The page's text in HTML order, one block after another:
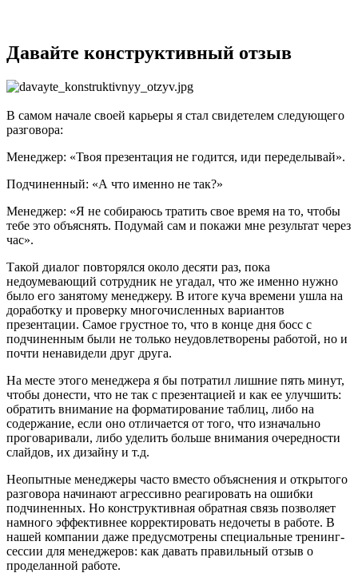
Давайте конструктивный отзыв
В самом начале своей карьеры я стал свидетелем следующего
разговора:
Менеджер: «Твоя презентация не годится, иди переделывай».
Подчиненный: «А что именно не так?»
Менеджер: «Я не собираюсь тратить свое время на то, чтобы
тебе это объяснять. Подумай сам и покажи мне результат через
час».
Такой диалог повторялся около десяти раз, пока
недоумевающий сотрудник не угадал, что же именно нужно
было его занятому менеджеру. В итоге куча времени ушла на
доработку и проверку многочисленных вариантов
презентации. Самое грустное то, что в конце дня босс с
подчиненным были не только неудовлетворены работой, но и
почти ненавидели друг друга.
На месте этого менеджера я бы потратил лишние пять минут,
чтобы донести, что не так с презентацией и как ее улучшить:
обратить внимание на форматирование таблиц, либо на
содержание, если оно отличается от того, что изначально
проговаривали, либо уделить больше внимания очередности
слайдов, их дизайну и т.д.
Неопытные менеджеры часто вместо объяснения и открытого
разговора начинают агрессивно реагировать на ошибки
подчиненных. Но конструктивная обратная связь позволяет
намного эффективнее корректировать недочеты в работе. В
нашей компании даже предусмотрены специальные тренинг-
сессии для менеджеров: как давать правильный отзыв о
проделанной работе.